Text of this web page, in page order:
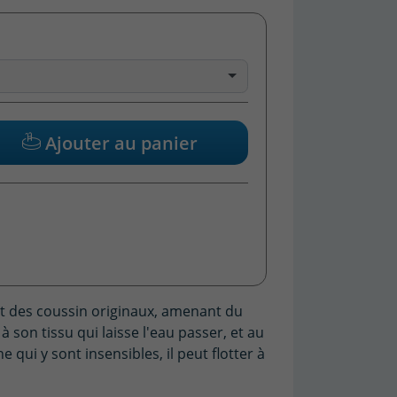
Ajouter au panier
des coussin originaux, amenant du
son tissu qui laisse l'eau passer, et au
qui y sont insensibles, il peut flotter à